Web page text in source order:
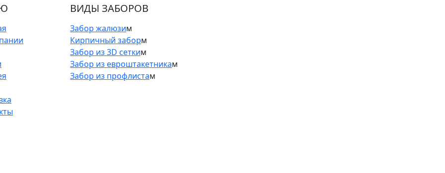
ВИДЫ ЗАБОРОВ
Забор жалюзим
Кирпичный заборм
Забор из 3D сетким
Забор из евроштакетникам
Забор из профлистам